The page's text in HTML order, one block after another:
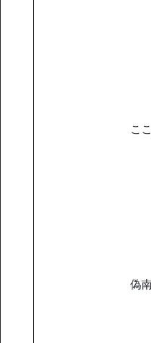
こ
偽